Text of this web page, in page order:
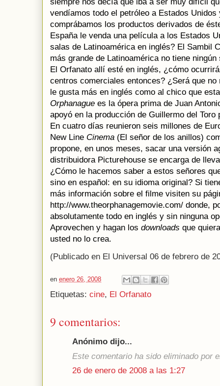
vendíamos todo el petróleo a Estados
comprábamos los productos derivados de
España le venda una película a los Estados
salas de Latinoamérica en inglés? El Sambil
más grande de Latinoamérica no tiene
El Orfanato allí esté en inglés, ¿cómo
centros comerciales entonces? ¿Será que
le gusta más en inglés como al chico que
Orphanague es la ópera prima de Juan
apoyó en la producción de Guillermo del
En cuatro días reunieron seis millones de
New Line Cinema (El señor de los anillos)
propone, en unos meses, sacar una versión
distribuidora Picturehouse se encarga de
¿Cómo le hacemos saber a estos señores
sino en español: en su idioma original? Si
más información sobre el filme visiten su
http://www.theorphanagemovie.com/ donde,
absolutamente todo en inglés y sin ninguna
Aprovechen y hagan los downloads que
usted no lo crea.
(Publicado en El Universal 06 de febrero de
en enero 26, 2008
Etiquetas: cine, El Orfanato
9 comentarios:
Anónimo dijo...
Este comentario ha sido eliminado por
26 de enero de 2008 a las 1:27